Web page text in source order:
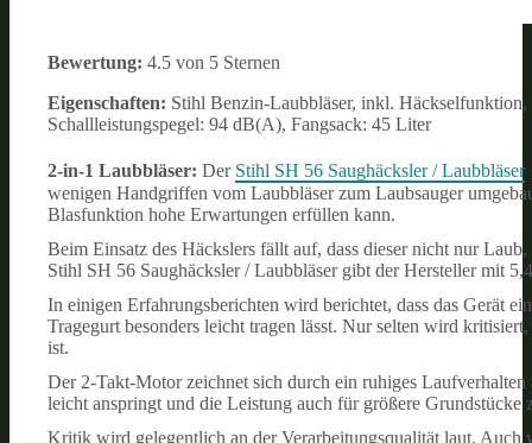
Bewertung: 4.5 von 5 Sternen
Eigenschaften: Stihl Benzin-Laubbläser, inkl.
Schallleistungspegel: 94 dB(A), Fangsack: 45 Liter
2-in-1 Laubbläser: Der Stihl SH 56 Saughäcksler / Laubbläser
wenigen Handgriffen vom Laubbläser zum Laubsauger
Blasfunktion hohe Erwartungen erfüllen kann.
Beim Einsatz des Häckslers fällt auf, dass dieser nicht nur
Stihl SH 56 Saughäcksler / Laubbläser gibt der Hersteller mit
In einigen Erfahrungsberichten wird berichtet, dass das Gerät
Tragegurt besonders leicht tragen lässt. Nur selten wird
ist.
Der 2-Takt-Motor zeichnet sich durch ein ruhiges
leicht anspringt und die Leistung auch für größere Grundstücke
Kritik wird gelegentlich an der Verarbeitungsqualität laut.